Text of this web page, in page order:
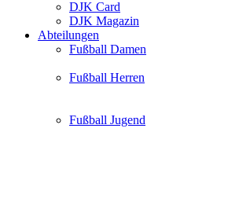
DJK Card
DJK Magazin
Abteilungen
Fußball Damen
Fußball Herren
Fußball Jugend